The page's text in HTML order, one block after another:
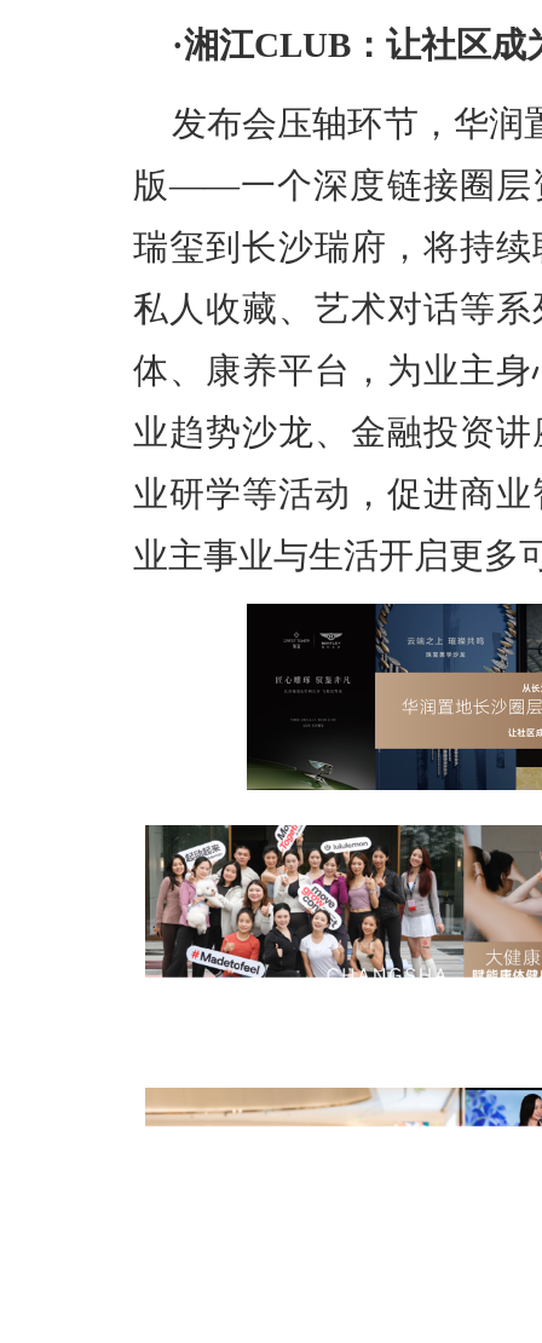
·湘江CLUB：让社区
发布会压轴环节，华润
版——一个深度链接圈层
瑞玺到长沙瑞府，将持
私人收藏、艺术对话等
体、康养平台，为业主
业趋势沙龙、金融投资
业研学等活动，促进商
业主事业与生活开启更多